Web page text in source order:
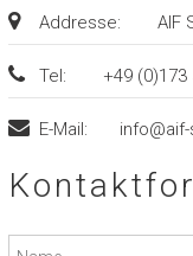
Addresse: AIF
Tel: +49 (0)173
E-Mail: